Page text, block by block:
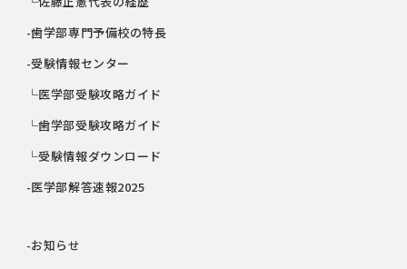
-歯学部専門予備校の特長
-受験情報センター
└医学部受験攻略ガイド
└歯学部受験攻略ガイド
└受験情報ダウンロード
-医学部解答速報2025
-お知らせ